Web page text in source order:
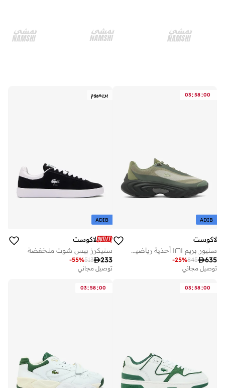
03:58:00
ADIB
لاكوست
سنيور بريم ١٢٦١ أحذية رياضية قصيرة
635
845
-25%
توصيل مجاني
بريميوم
ADIB
لاكوست
سنيكرز بيس شوت منخفضة
233
513
-55%
توصيل مجاني
03:58:00
03:58:00